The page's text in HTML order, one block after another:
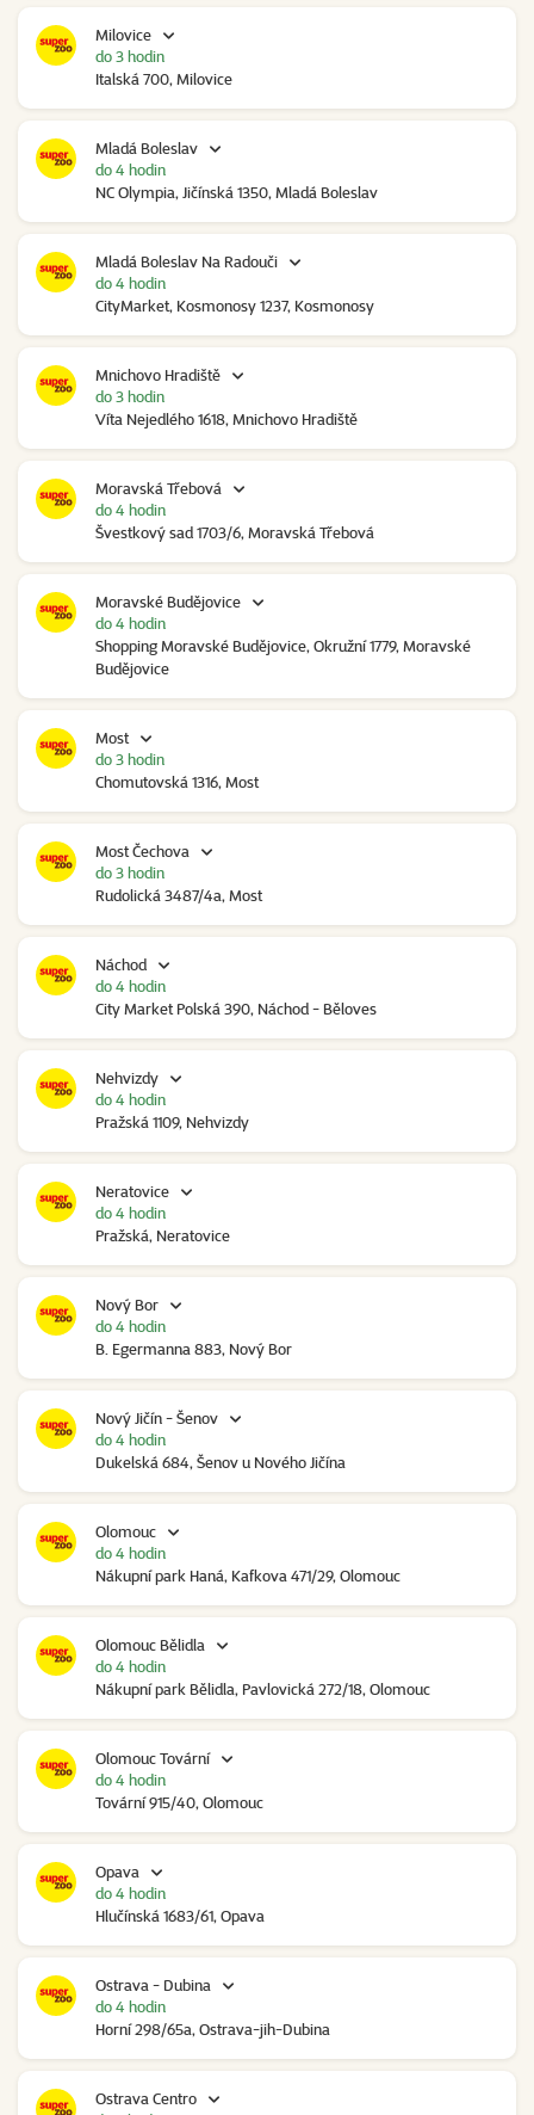
Milovice
Italská 700, Milovice
do 3 hodin
Mladá Boleslav
NC Olympia, Jičínská 1350, Mladá Boleslav
do 4 hodin
Mladá Boleslav Na Radouči
CityMarket, Kosmonosy 1237, Kosmonosy
do 4 hodin
Mnichovo Hradiště
Víta Nejedlého 1618, Mnichovo Hradiště
do 3 hodin
Moravská Třebová
Švestkový sad 1703/6, Moravská Třebová
do 4 hodin
Moravské Budějovice
Shopping Moravské Budějovice, Okružní 1779, Moravské
Budějovice
do 4 hodin
Most
Chomutovská 1316, Most
do 3 hodin
Most Čechova
Rudolická 3487/4a, Most
do 3 hodin
Náchod
City Market Polská 390, Náchod - Běloves
do 4 hodin
Nehvizdy
Pražská 1109, Nehvizdy
do 4 hodin
Neratovice
Pražská, Neratovice
do 4 hodin
Nový Bor
B. Egermanna 883, Nový Bor
do 4 hodin
Nový Jičín - Šenov
Dukelská 684, Šenov u Nového Jičína
do 4 hodin
Olomouc
Nákupní park Haná, Kafkova 471/29, Olomouc
do 4 hodin
Olomouc Bělidla
Nákupní park Bělidla, Pavlovická 272/18, Olomouc
do 4 hodin
Olomouc Tovární
Tovární 915/40, Olomouc
do 4 hodin
Opava
Hlučínská 1683/61, Opava
do 4 hodin
Ostrava - Dubina
Horní 298/65a, Ostrava-jih-Dubina
do 4 hodin
Ostrava Centro